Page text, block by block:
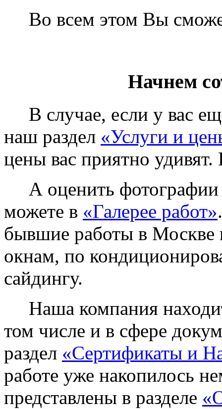
Во всем этом Вы
Начнем
В случае, если у вас
наш раздел «Услуги и
цены вас приятно
А оценить фотографии
можете в «Галерее работ»
бывшие работы в Москве
окнам, по
сайдингу.
Наша компания
том числе и в сфере
раздел «Сертификаты и
работе уже накопилось
представлены в разделе